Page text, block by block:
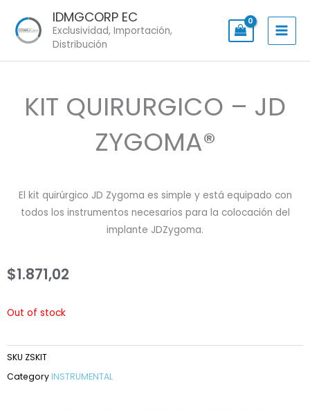
content
IDMGCORP EC
Exclusividad, Importación,
Distribución
KIT QUIRURGICO – JD
ZYGOMA®
El kit quirúrgico JD Zygoma es simple y está equipado con
todos los instrumentos necesarios para la colocación del
implante JDZygoma.
$1.871,02
Out of stock
SKU ZSKIT
Category INSTRUMENTAL